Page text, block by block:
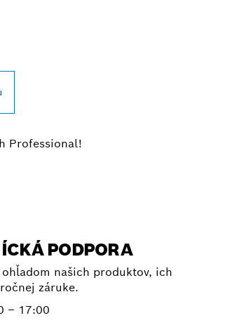
Professional!
PODPORA
našich produktov, ich
záruke.
– 17:00